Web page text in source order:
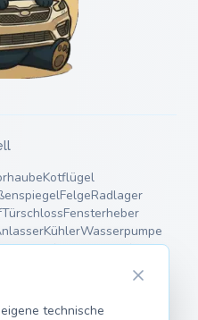
Kotflügel
FelgeRadlager
TürschlossFensterheber
KühlerWasserpumpe
Fahrwerksfedern
technische